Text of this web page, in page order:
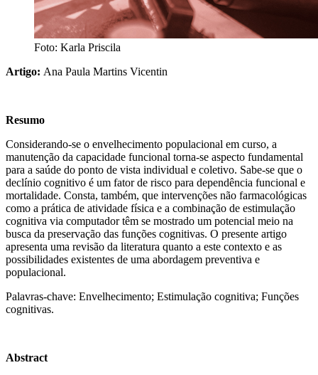
Foto: Karla Priscila
Artigo: Ana Paula Martins Vicentin
Resumo
Considerando-se o envelhecimento populacional em curso, a
manutenção da capacidade funcional torna-se aspecto fundamental
para a saúde do ponto de vista individual e coletivo. Sabe-se que o
declínio cognitivo é um fator de risco para dependência funcional e
mortalidade. Consta, também, que intervenções não farmacológicas
como a prática de atividade física e a combinação de estimulação
cognitiva via computador têm se mostrado um potencial meio na
busca da preservação das funções cognitivas. O presente artigo
apresenta uma revisão da literatura quanto a este contexto e as
possibilidades existentes de uma abordagem preventiva e
populacional.
Palavras-chave: Envelhecimento; Estimulação cognitiva; Funções
cognitivas.
Abstract